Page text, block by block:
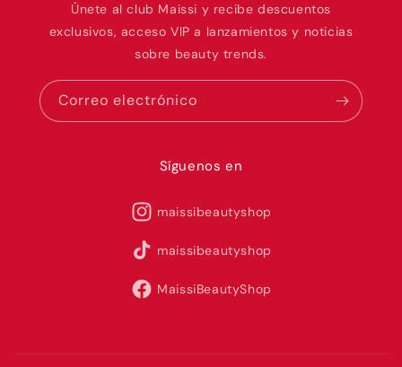
Únete al club Maissi y recibe descuentos
exclusivos, acceso VIP a lanzamientos y noticias
sobre beauty trends.
Correo electrónico
Síguenos en
maissibeautyshop
maissibeautyshop
MaissiBeautyShop